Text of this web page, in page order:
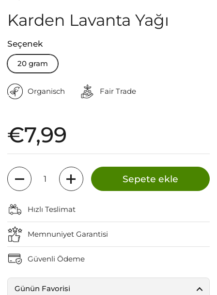
Karden Lavanta Yağı
Seçenek
20 gram
Organisch Fair Trade
Fiyat:
€7,99
Miktar
Sepete ekle
Hızlı Teslimat
Memnuniyet Garantisi
Güvenli Ödeme
Günün Favorisi